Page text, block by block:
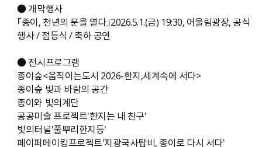
● 개막행사
「종이, 천년의 문을 열다」2026.5.1.(금) 19:30, 어울림광장, 공식
행사 / 점등식 / 축하 공연
● 전시프로그램
종이숲<움직이는도시 2026-한지,세계속에 서다>
종이숲 빛과 바람의 공간
종이와 빛의계단
공공미술 프로젝트'한지는 내 친구'
빛의터널'풀뿌리한지등'
페이퍼메이킹프로젝트'지광국사탑비, 종이로 다시 서다'